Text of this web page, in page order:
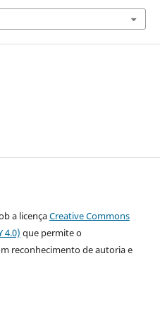
a licençaCreative Commons
4.0) que permite o
reconhecimento de autoria e